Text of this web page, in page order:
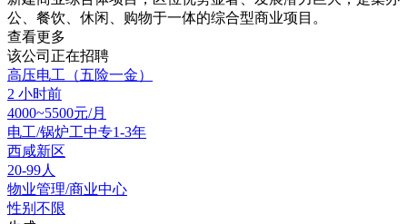
公、餐饮、休闲、购物于一体的综合型商业项目。
查看更多
该公司正在招聘
高压电工（五险一金）
2 小时前
4000~5500元/月
电工/锅炉工中专1-3年
西咸新区
20-99人
物业管理/商业中心
性别不限